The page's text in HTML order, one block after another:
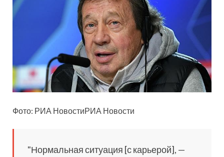
Фото: РИА НовостиРИА Новости
"Нормальная ситуация [с карьерой], —